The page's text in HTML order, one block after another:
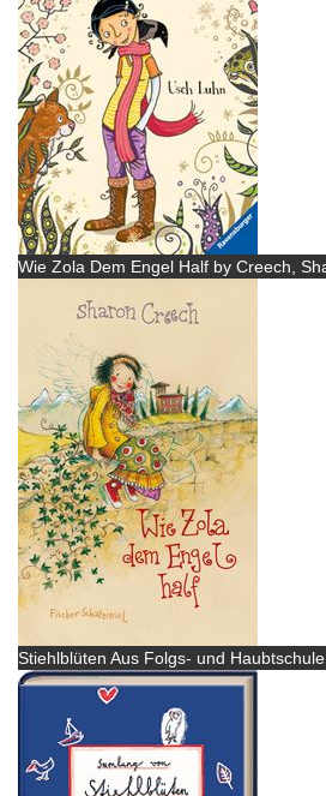
Wie Zola Dem Engel Half by Creech,
Stiehlblüten Aus Folgs- und